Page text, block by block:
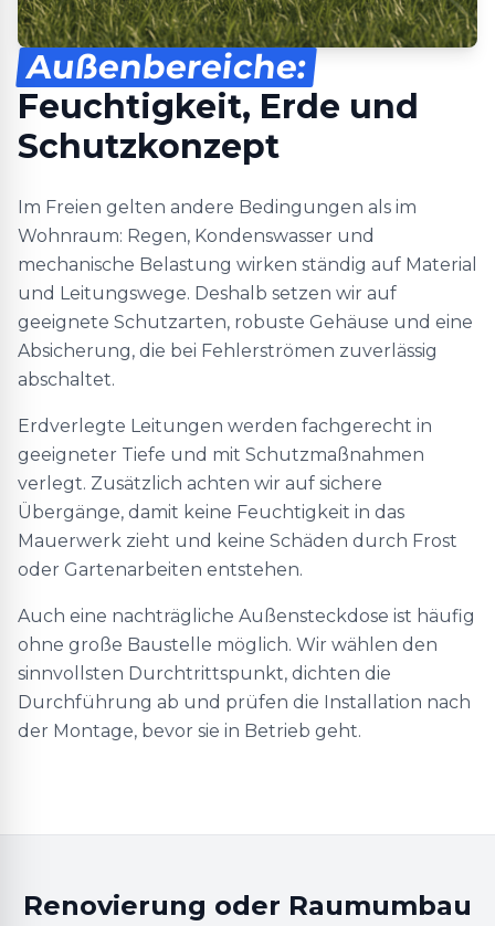
Außenbereiche:
Feuchtigkeit, Erde und
Schutzkonzept
Im Freien gelten andere Bedingungen als im
Wohnraum: Regen, Kondenswasser und
mechanische Belastung wirken ständig auf Material
und Leitungswege. Deshalb setzen wir auf
geeignete Schutzarten, robuste Gehäuse und eine
Absicherung, die bei Fehlerströmen zuverlässig
abschaltet.
Erdverlegte Leitungen werden fachgerecht in
geeigneter Tiefe und mit Schutzmaßnahmen
verlegt. Zusätzlich achten wir auf sichere
Übergänge, damit keine Feuchtigkeit in das
Mauerwerk zieht und keine Schäden durch Frost
oder Gartenarbeiten entstehen.
Auch eine nachträgliche Außensteckdose ist häufig
ohne große Baustelle möglich. Wir wählen den
sinnvollsten Durchtrittspunkt, dichten die
Durchführung ab und prüfen die Installation nach
der Montage, bevor sie in Betrieb geht.
Renovierung oder Raumumbau